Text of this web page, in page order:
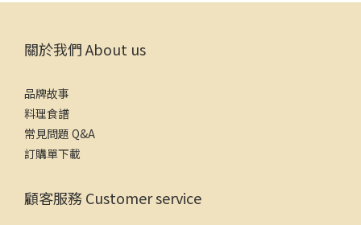
關於我們 About us
品牌故事
料理食譜
常見問題 Q&A
訂購單下載
顧客服務 Customer service